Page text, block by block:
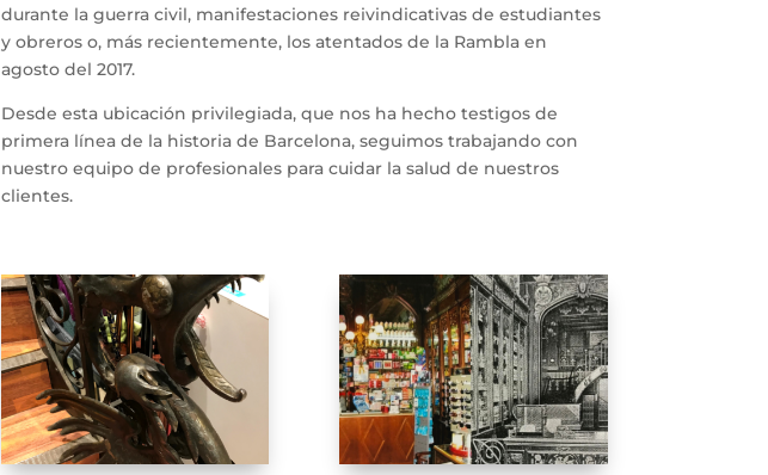
durante la guerra civil, manifestaciones reivindicativas de estudiantes
y obreros o, más recientemente, los atentados de la Rambla en
agosto del 2017.
Desde esta ubicación privilegiada, que nos ha hecho testigos de
primera línea de la historia de Barcelona, seguimos trabajando con
nuestro equipo de profesionales para cuidar la salud de nuestros
clientes.